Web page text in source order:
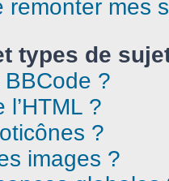
remonter mes
types de
BBCode ?
?
?
images ?